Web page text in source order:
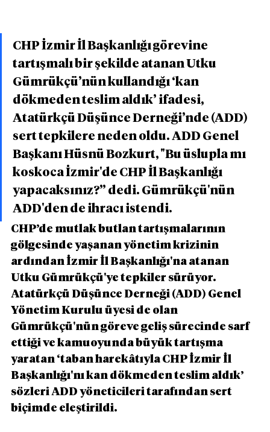
CHP İzmir İl Başkanlığı görevine
tartışmalı bir şekilde atanan Utku
Gümrükçü’nün kullandığı ‘kan
dökmeden teslim aldık’ ifadesi,
Atatürkçü Düşünce Derneği’nde (ADD)
sert tepkilere neden oldu. ADD Genel
Başkanı Hüsnü Bozkurt, "Bu üslupla mı
koskoca İzmir'de CHP İl Başkanlığı
yapacaksınız?” dedi. Gümrükçü'nün
ADD'den de ihracı istendi.
CHP’de mutlak butlan tartışmalarının
gölgesinde yaşanan yönetim krizinin
ardından İzmir İl Başkanlığı'na atanan
Utku Gümrükçü'ye tepkiler sürüyor.
Atatürkçü Düşünce Derneği (ADD) Genel
Yönetim Kurulu üyesi de olan
Gümrükçü'nün göreve geliş sürecinde sarf
ettiği ve kamuoyunda büyük tartışma
yaratan ‘taban harekâtıyla CHP İzmir İl
Başkanlığı'nı kan dökmeden teslim aldık’
sözleri ADD yöneticileri tarafından sert
biçimde eleştirildi.